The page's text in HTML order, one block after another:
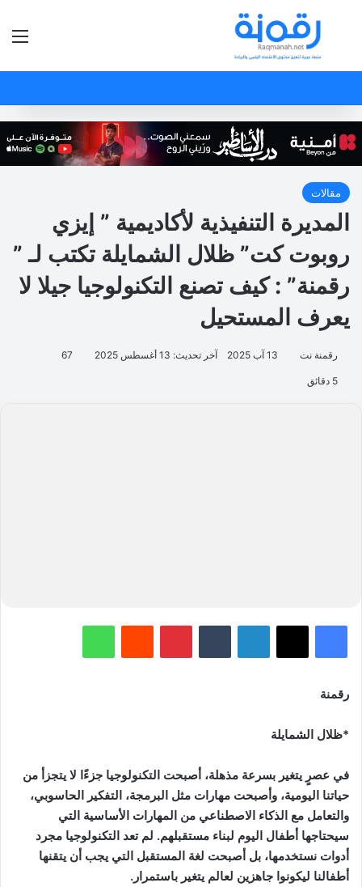
بحث عن
مقالات
المديرة التنفيذية لأكاديمية ” إيزي
روبوت كت” ظلال الشمايلة تكتب لـ ”
رقمنة” : كيف تصنع التكنولوجيا جيلا لا
يعرف المستحيل
رقمنة نت 13 آب 2025 آخر تحديث: 13 أغسطس 2025 67
فيسبوك لينكدإن بينتيريست
رقمنة
*ظلال الشمايلة
في عصرٍ يتغير بسرعة مذهلة، أصبحت التكنولوجيا جزءًا لا يتجزأ من
حياتنا اليومية، وأصبحت مهارات مثل البرمجة، التفكير الحاسوبي،
والتعامل مع الذكاء الاصطناعي من المهارات الأساسية التي
سيحتاجها أطفال اليوم لبناء مستقبلهم. لم تعد التكنولوجيا مجرد
أدوات نستخدمها، بل أصبحت لغة المستقبل التي يجب أن يتقنها
أطفالنا ليكونوا جاهزين لعالم يتغير باستمرار.